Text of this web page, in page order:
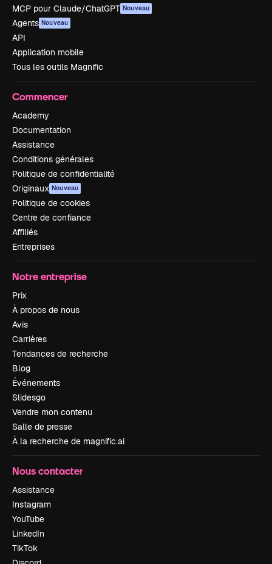
MCP pour Claude/ChatGPT Nouveau
Agents Nouveau
API
Application mobile
Tous les outils Magnific
Commencer
Academy
Documentation
Assistance
Conditions générales
Politique de confidentialité
Originaux Nouveau
Politique de cookies
Centre de confiance
Affiliés
Entreprises
Notre entreprise
Prix
À propos de nous
Avis
Carrières
Tendances de recherche
Blog
Événements
Slidesgo
Vendre mon contenu
Salle de presse
À la recherche de magnific.ai
Nous contacter
Assistance
Instagram
YouTube
LinkedIn
TikTok